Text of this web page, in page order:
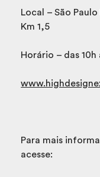
Local – São
Km 1,5
Horário – das 10h
Para mais
acesse: